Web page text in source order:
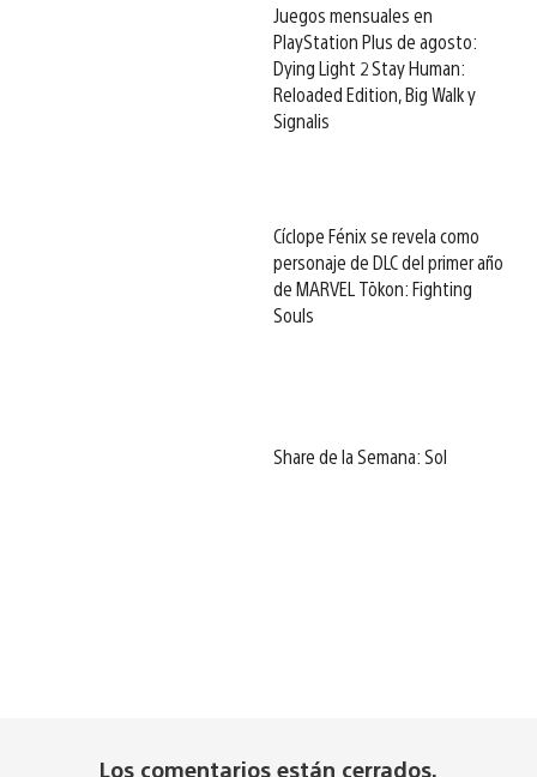
Juegos mensuales en
PlayStation Plus de agosto:
Dying Light 2 Stay Human:
Reloaded Edition, Big Walk y
Signalis
Cíclope Fénix se revela como
personaje de DLC del primer año
de MARVEL Tōkon: Fighting
Souls
Share de la Semana: Sol
Los comentarios están cerrados.